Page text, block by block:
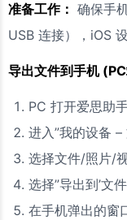
准备工作： 确保手
USB 连接），iOS
导出文件到手机
PC 打开爱思助
进入”我的设备 –
选择文件/照片/
选择”导出到’文件
在手机弹出的窗